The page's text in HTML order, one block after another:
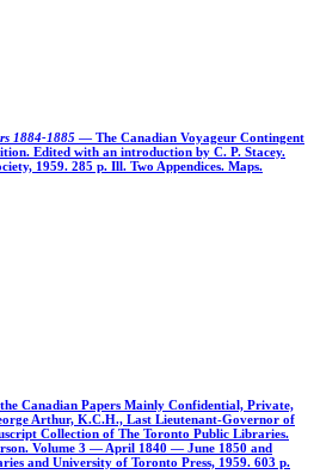
1884-1885 — The Canadian Voyageur Contingent
Edited with an introduction by C. P. Stacey.
1959. 285 p. Ill. Two Appendices. Maps.
Canadian Papers Mainly Confidential, Private,
Arthur, K.C.H., Last Lieutenant-Governor of
Collection of The Toronto Public Libraries.
Volume 3 — April 1840 — June 1850 and
and University of Toronto Press, 1959. 603 p.